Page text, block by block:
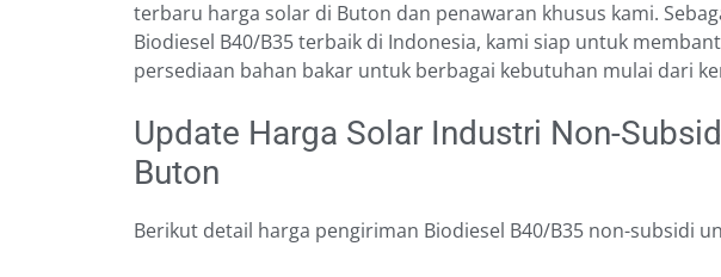
terbaru harga solar di Buton dan penawaran khusus kami.
Biodiesel B40/B35 terbaik di Indonesia, kami siap untuk
persediaan bahan bakar untuk berbagai kebutuhan mulai dari
Update Harga Solar Industri Non-
Buton
Berikut detail harga pengiriman Biodiesel B40/B35 non-subsidi